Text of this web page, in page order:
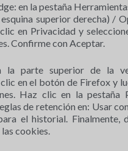
en la pestaña
superior derecha) /
en Privacidad y
Confirme con Aceptar.
la parte superior de la
en el botón de Firefox y
Haz clic en la pestaña
de retención en: Usar
el historial. Finalmente,
cookies.